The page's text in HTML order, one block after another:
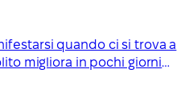
quando ci si trova a
migliora in pochi giorni